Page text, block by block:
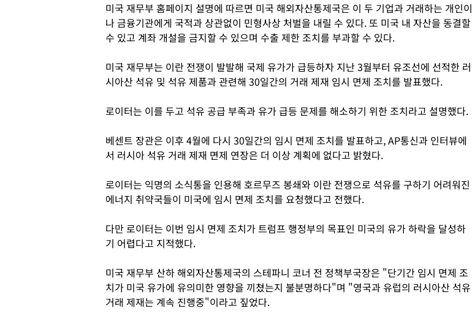
미국 재무부 홈페이지 설명에 따르면 미국 해외자산통제국은 이 두 기업과 거래하는 개인이
나 금융기관에게 국적과 상관없이 민형사상 처벌을 내릴 수 있다. 또 미국 내 자산을 동결할
수 있고 계좌 개설을 금지할 수 있으며 수출 제한 조치를 부과할 수 있다.
미국 재무부는 이란 전쟁이 발발해 국제 유가가 급등하자 지난 3월부터 유조선에 선적한 러
시아산 석유 및 석유 제품과 관련해 30일간의 거래 제재 임시 면제 조치를 발표했다.
로이터는 이를 두고 석유 공급 부족과 유가 급등 문제를 해소하기 위한 조치라고 설명했다.
베센트 장관은 이후 4월에 다시 30일간의 임시 면제 조치를 발표하고, AP통신과 인터뷰에
서 러시아 석유 거래 제재 면제 연장은 더 이상 계획에 없다고 밝혔다.
로이터는 익명의 소식통을 인용해 호르무즈 봉쇄와 이란 전쟁으로 석유를 구하기 어려워진
에너지 취약국들이 미국에 임시 면제 조치를 요청했다고 전했다.
다만 로이터는 이번 임시 면제 조치가 트럼프 행정부의 목표인 미국의 유가 하락을 달성하
기 어렵다고 지적했다.
미국 재무부 산하 해외자산통제국의 스테파니 코너 전 정책부국장은 "단기간 임시 면제 조
치가 미국 유가에 유의미한 영향을 끼쳤는지 불분명하다"며 "영국과 유럽의 러시아산 석유
거래 제재는 계속 진행중"이라고 짚었다.